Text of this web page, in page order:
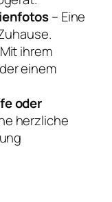
– Eine
ihrem
einem
oder
herzliche